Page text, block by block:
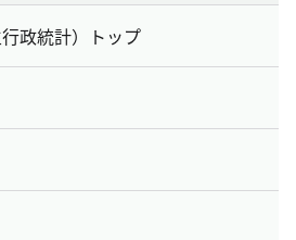
政統計）トップ